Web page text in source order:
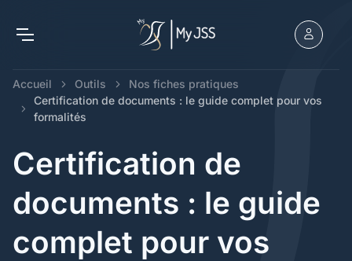
Accueil Outils
Nos fiches pratiques
Certification de documents : le guide complet pour vos
formalités
Certification de
documents : le guide
complet pour vos